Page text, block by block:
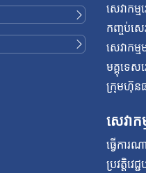
សេវាកម្
កញ្ចប់សេ
សេវាកម្ម
មគ្គុទេសវ
ក្រុមហ៊ុនធ
សេវា
ធ្វើការ
ប្រវត្តិវេ